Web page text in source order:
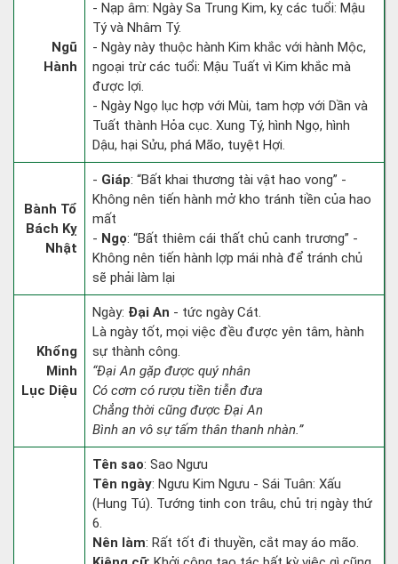
Ngũ
Hành
- Nạp âm: Ngày Sa Trung Kim, kỵ các tuổi: Mậu
Tý và Nhâm Tý.
- Ngày này thuộc hành Kim khắc với hành Mộc,
ngoại trừ các tuổi: Mậu Tuất vì Kim khắc mà
được lợi.
- Ngày Ngọ lục hợp với Mùi, tam hợp với Dần và
Tuất thành Hỏa cục. Xung Tý, hình Ngọ, hình
Dậu, hại Sửu, phá Mão, tuyệt Hợi.
Bành Tổ
Bách Kỵ
Nhật
- Giáp: “Bất khai thương tài vật hao vong” -
Không nên tiến hành mở kho tránh tiền của hao
mất
- Ngọ: “Bất thiêm cái thất chủ canh trương” -
Không nên tiến hành lợp mái nhà để tránh chủ
sẽ phải làm lại
Khổng
Minh
Lục Diệu
Ngày: Đại An - tức ngày Cát.
Là ngày tốt, mọi việc đều được yên tâm, hành
sự thành công.
“Đại An gặp được quý nhân
Có cơm có rượu tiền tiễn đưa
Chẳng thời cũng được Đại An
Bình an vô sự tấm thân thanh nhàn.”
Tên sao: Sao Ngưu
Tên ngày: Ngưu Kim Ngưu - Sái Tuân: Xấu
(Hung Tú). Tướng tinh con trâu, chủ trị ngày thứ
6.
Nên làm: Rất tốt đi thuyền, cắt may áo mão.